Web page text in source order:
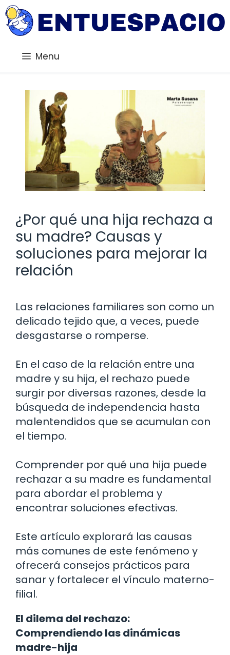
Saltar
al
contenido
Menu
¿Por qué una hija rechaza a
su madre? Causas y
soluciones para mejorar la
relación
Las relaciones familiares son como un
delicado tejido que, a veces, puede
desgastarse o romperse.
En el caso de la relación entre una
madre y su hija, el rechazo puede
surgir por diversas razones, desde la
búsqueda de independencia hasta
malentendidos que se acumulan con
el tiempo.
Comprender por qué una hija puede
rechazar a su madre es fundamental
para abordar el problema y
encontrar soluciones efectivas.
Este artículo explorará las causas
más comunes de este fenómeno y
ofrecerá consejos prácticos para
sanar y fortalecer el vínculo materno-
filial.
El dilema del rechazo:
Comprendiendo las dinámicas
madre-hija